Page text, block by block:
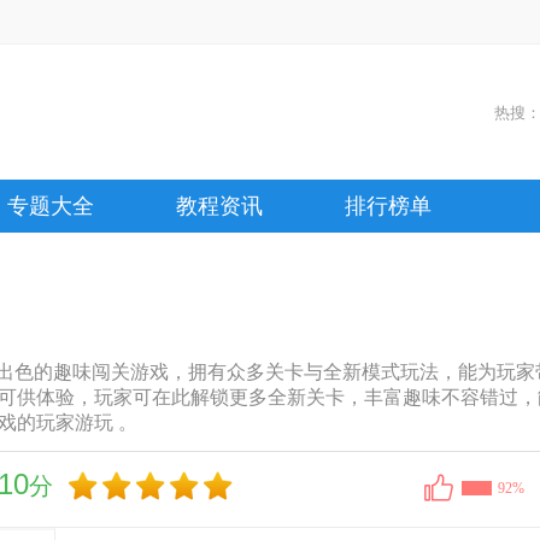
热搜：
专题大全 教程资讯 排行榜单
色的趣味闯关游戏，拥有众多关卡与全新模式玩法，能为玩
供体验，玩家可在此解锁更多全新关卡，丰富趣味不容错过
的玩家游玩 。
分 92%